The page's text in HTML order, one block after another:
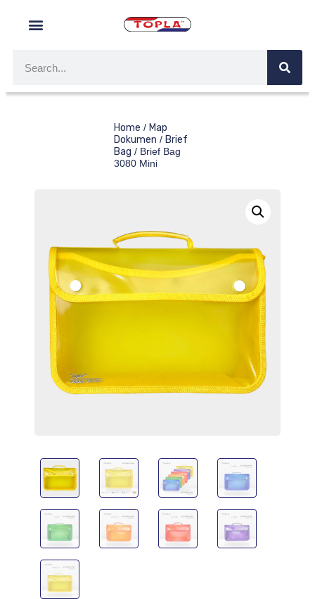
Home / Map
Dokumen / Brief
Bag / Brief Bag
3080 Mini